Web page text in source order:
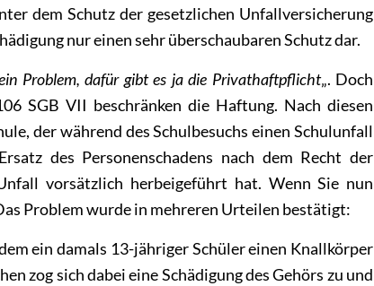
dem Schutz der gesetzlichen Unfallversicherung
nur einen sehr überschaubaren Schutz dar.
Problem, dafür gibt es ja die Privathaftpflicht„. Doch
SGB VII beschränken die Haftung. Nach diesen
der während des Schulbesuchs einen Schulunfall
des Personenschadens nach dem Recht der
vorsätzlich herbeigeführt hat. Wenn Sie nun
Problem wurde in mehreren Urteilen bestätigt:
ein damals 13-jähriger Schüler einen Knallkörper
zog sich dabei eine Schädigung des Gehörs zu und